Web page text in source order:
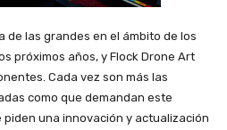
de las grandes en el ámbito de los
próximos años, y Flock Drone Art
Cada vez son más las
como que demandan este
una innovación y actualización